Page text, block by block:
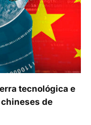
tecnológica e
de